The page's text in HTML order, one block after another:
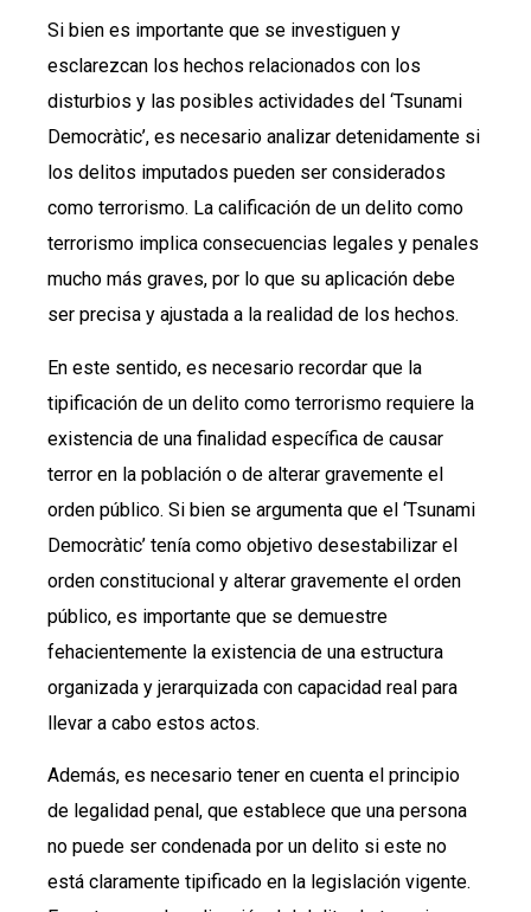
Si bien es importante que se investiguen y
esclarezcan los hechos relacionados con los
disturbios y las posibles actividades del ‘Tsunami
Democràtic’, es necesario analizar detenidamente si
los delitos imputados pueden ser considerados
como terrorismo. La calificación de un delito como
terrorismo implica consecuencias legales y penales
mucho más graves, por lo que su aplicación debe
ser precisa y ajustada a la realidad de los hechos.
En este sentido, es necesario recordar que la
tipificación de un delito como terrorismo requiere la
existencia de una finalidad específica de causar
terror en la población o de alterar gravemente el
orden público. Si bien se argumenta que el ‘Tsunami
Democràtic’ tenía como objetivo desestabilizar el
orden constitucional y alterar gravemente el orden
público, es importante que se demuestre
fehacientemente la existencia de una estructura
organizada y jerarquizada con capacidad real para
llevar a cabo estos actos.
Además, es necesario tener en cuenta el principio
de legalidad penal, que establece que una persona
no puede ser condenada por un delito si este no
está claramente tipificado en la legislación vigente.